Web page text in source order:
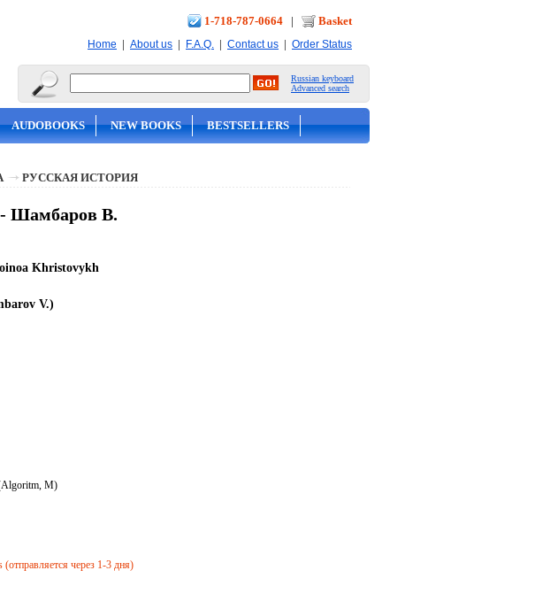
1-718-787-0664 | Basket
Home | About us | F.A.Q. | Contact us | Order Status
Russian keyboard
Advanced search
AUDOBOOKS NEW BOOKS BESTSELLERS
РУССКАЯ ИСТОРИЯ
- Шамбаров В.
Khristovykh
V.)
M)
через 1-3 дня)